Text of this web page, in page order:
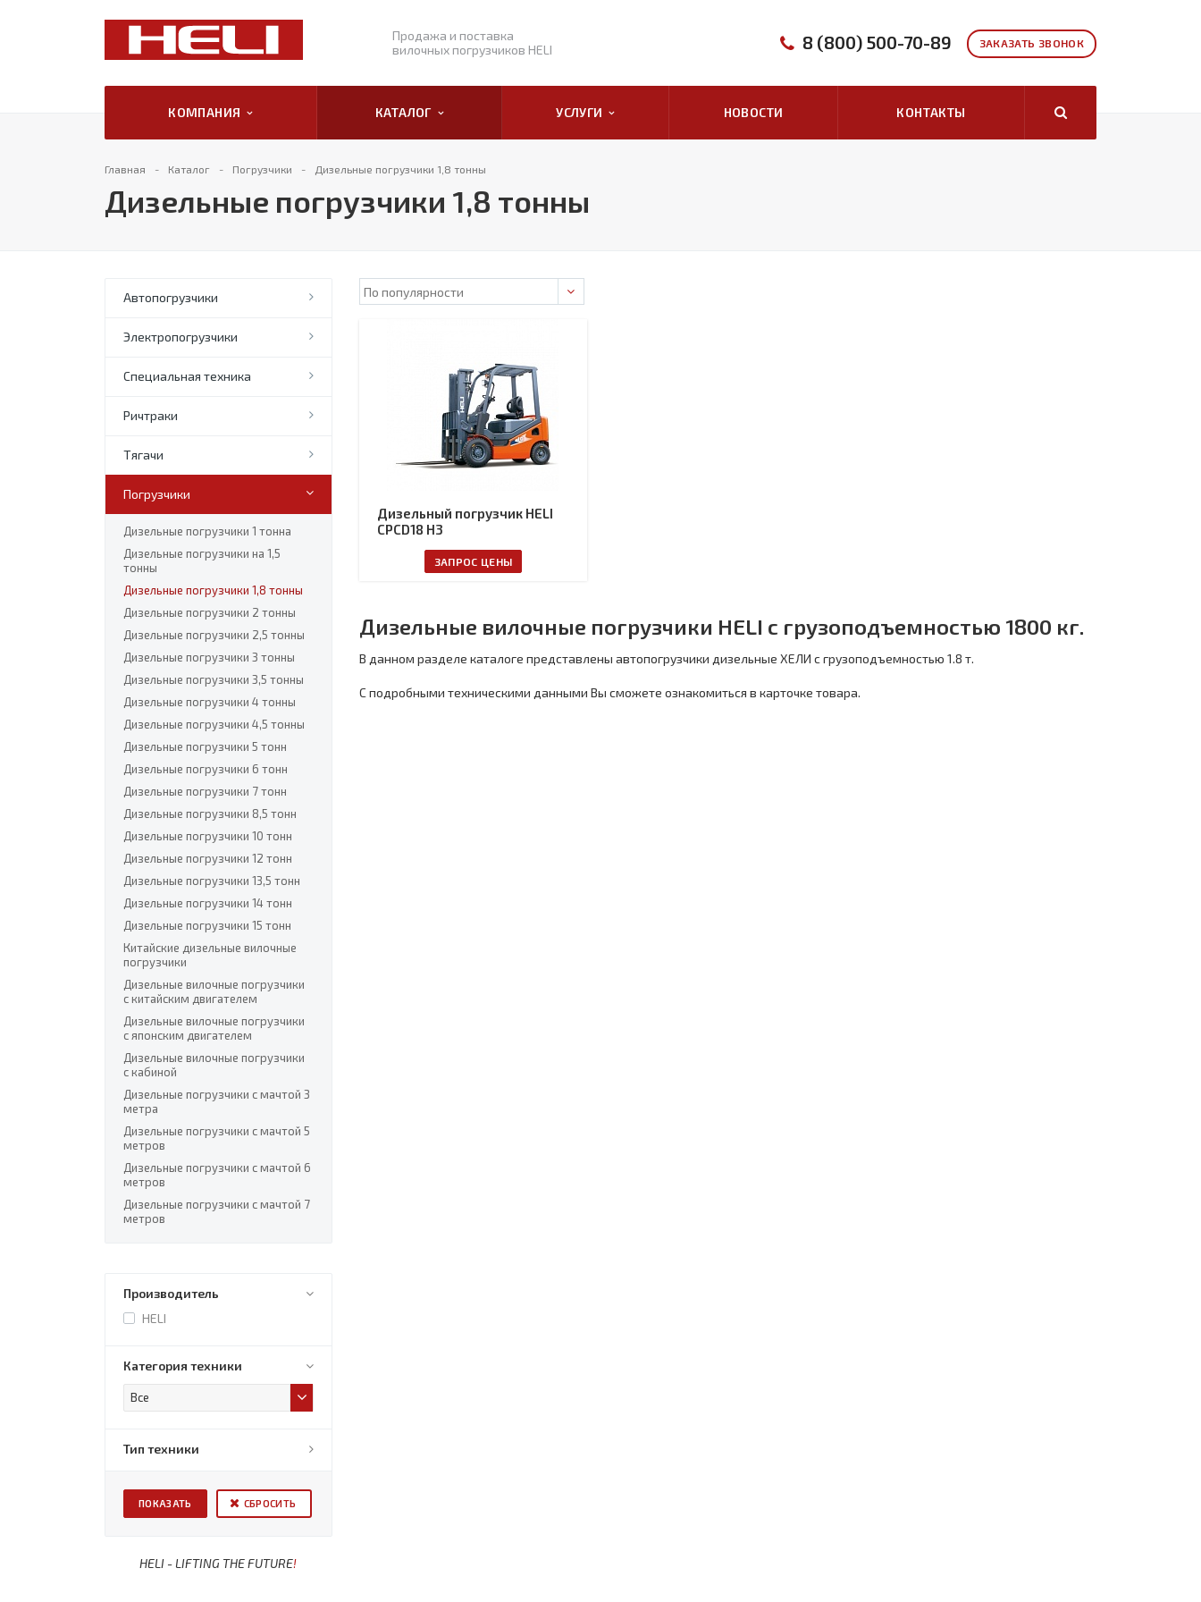
Продажа и поставка
вилочных погрузчиков HELI
ЗАКАЗАТЬ ЗВОНОК
8 (800) 500-70-89
КОМПАНИЯ КАТАЛОГ УСЛУГИ НОВОСТИ КОНТАКТЫ
Главная Каталог Погрузчики Дизельные погрузчики 1,8 тонны
Дизельные погрузчики 1,8 тонны
Автопогрузчики
Электропогрузчики
Специальная техника
Ричтраки
Тягачи
Погрузчики
Дизельные погрузчики 1 тонна
Дизельные погрузчики на 1,5
тонны
Дизельные погрузчики 1,8 тонны
Дизельные погрузчики 2 тонны
Дизельные погрузчики 2,5 тонны
Дизельные погрузчики 3 тонны
Дизельные погрузчики 3,5 тонны
Дизельные погрузчики 4 тонны
Дизельные погрузчики 4,5 тонны
Дизельные погрузчики 5 тонн
Дизельные погрузчики 6 тонн
Дизельные погрузчики 7 тонн
Дизельные погрузчики 8,5 тонн
Дизельные погрузчики 10 тонн
Дизельные погрузчики 12 тонн
Дизельные погрузчики 13,5 тонн
Дизельные погрузчики 14 тонн
Дизельные погрузчики 15 тонн
Китайские дизельные вилочные
погрузчики
Дизельные вилочные погрузчики
с китайским двигателем
Дизельные вилочные погрузчики
с японским двигателем
Дизельные вилочные погрузчики
с кабиной
Дизельные погрузчики с мачтой 3
метра
Дизельные погрузчики с мачтой 5
метров
Дизельные погрузчики с мачтой 6
метров
Дизельные погрузчики с мачтой 7
метров
Производитель
HELI
Категория техники
Все
Тип техники
СБРОСИТЬ
HELI - LIFTING THE FUTURE!
Дизельный погрузчик HELI
CPCD18 H3
ЗАПРОС ЦЕНЫ
Дизельные вилочные погрузчики HELI с грузоподъемностью 1800 кг.
В данном разделе каталоге представлены автопогрузчики дизельные ХЕЛИ с грузоподъемностью 1.8 т.
С подробными техническими данными Вы сможете ознакомиться в карточке товара.